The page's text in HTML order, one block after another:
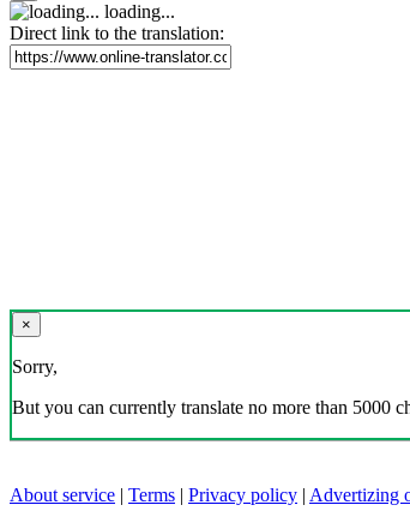
loading...
Direct link to the translation:
×
Sorry,
But you can currently translate no more than 5000
About service | Terms | Privacy policy | Advertizing